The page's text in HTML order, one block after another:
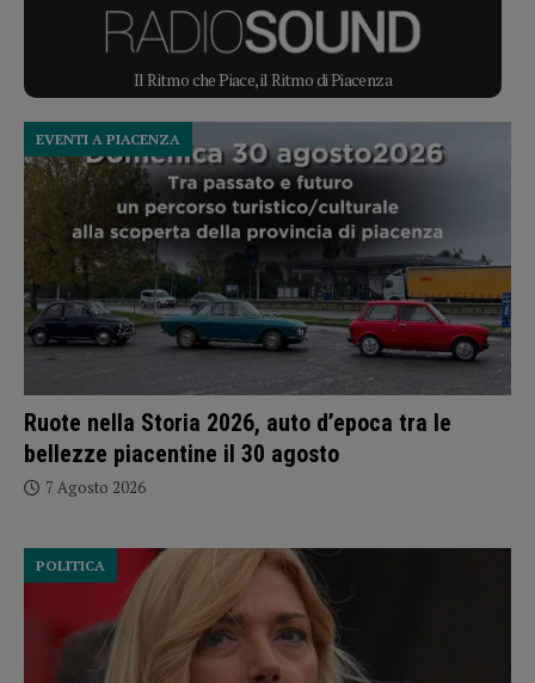
Il Ritmo che Piace, il Ritmo di Piacenza
Ruote nella Storia 2026, auto d’epoca tra le
bellezze piacentine il 30 agosto
EVENTI A PIACENZA
7 Agosto 2026
POLITICA